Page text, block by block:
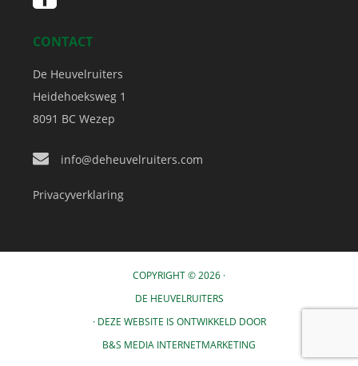
CONTACT
De Heuvelruiters
Heidehoeksweg 1
8091 BC Wezep
info@deheuvelruiters.com
Privacyverklaring
COPYRIGHT © 2026 ·
DE HEUVELRUITERS
· DEZE WEBSITE IS ONTWIKKELD DOOR
B&S MEDIA INTERNETMARKETING